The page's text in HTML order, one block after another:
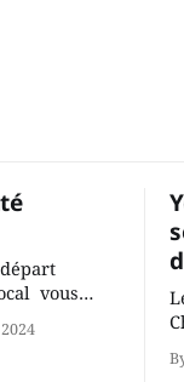
vous
Youri
sa